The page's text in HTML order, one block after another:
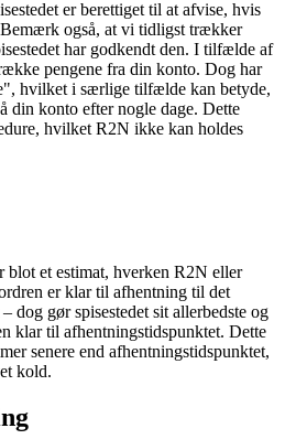
er berettiget til at afvise, hvis
også, at vi tidligst trækker
har godkendt den. I tilfælde af
pengene fra din konto. Dog har
hvilket i særlige tilfælde kan betyde,
din konto efter nogle dage. Dette
hvilket R2N ikke kan holdes
blot et estimat, hverken R2N eller
er klar til afhentning til det
dog gør spisestedet sit allerbedste og
klar til afhentningstidspunktet. Dette
senere end afhentningstidspunktet,
kold.